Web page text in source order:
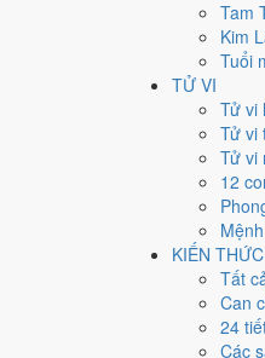
Tam
Kim
Tuổi
TỬ VI
Tử vi
Tử vi
Tử vi
12
KIẾN THỨC
Tất
Can
24
Các
Ngày Giáp Thìn có
quyết định lớn khó
Thân, Tý, Dậu
Ngày
Ngày 29/7/2026 đạt
gặp Sao Bạch Hổ
Cưới hỏi -
Trung